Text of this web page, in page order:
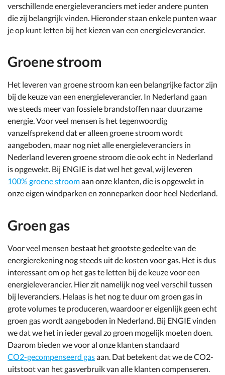
verschillende energieleveranciers met ieder andere punten
die zij belangrijk vinden. Hieronder staan enkele punten waar
je op kunt letten bij het kiezen van een energieleverancier.
Groene stroom
Het leveren van groene stroom kan een belangrijke factor zijn
bij de keuze van een energieleverancier. In Nederland gaan
we steeds meer van fossiele brandstoffen naar duurzame
energie. Voor veel mensen is het tegenwoordig
vanzelfsprekend dat er alleen groene stroom wordt
aangeboden, maar nog niet alle energieleveranciers in
Nederland leveren groene stroom die ook echt in Nederland
is opgewekt. Bij ENGIE is dat wel het geval, wij leveren
100% groene stroomaan onze klanten, die is opgewekt in
onze eigen windparken en zonneparken door heel Nederland.
Groen gas
Voor veel mensen bestaat het grootste gedeelte van de
energierekening nog steeds uit de kosten voor gas. Het is dus
interessant om op het gas te letten bij de keuze voor een
energieleverancier. Hier zit namelijk nog veel verschil tussen
bij leveranciers. Helaas is het nog te duur om groen gas in
grote volumes te produceren, waardoor er eigenlijk geen echt
groen gas wordt aangeboden in Nederland. Bij ENGIE vinden
we dat we het in ieder geval zo groen mogelijk moeten doen.
Daarom bieden we voor al onze klanten standaard
CO2-gecompenseerd gasaan. Dat betekent dat we de CO2-
uitstoot van het gasverbruik van alle klanten compenseren.